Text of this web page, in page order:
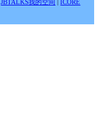
JBTALKS我的空间
ICORE